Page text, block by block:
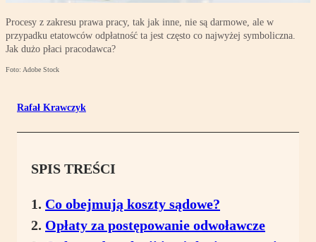
Procesy z zakresu prawa pracy, tak jak inne, nie są darmowe, ale w
przypadku etatowców odpłatność ta jest często co najwyżej symboliczna.
Jak dużo płaci pracodawca?
Foto: Adobe Stock
Rafał Krawczyk
SPIS TREŚCI
Co obejmują koszty sądowe?
Opłaty za postępowanie odwoławcze